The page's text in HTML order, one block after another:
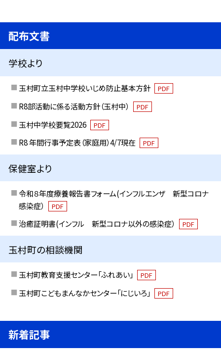
配布文書
学校より
玉村町立玉村中学校いじめ防止基本方針 PDF
R8部活動に係る活動方針（玉村中） PDF
玉村中学校要覧2026 PDF
R8 年間行事予定表（家庭用）4/7現在 PDF
保健室より
令和８年度療養報告書フォーム(インフルエンザ 新型コロナ
感染症）
PDF
治癒証明書(インフル 新型コロナ以外の感染症） PDF
玉村町の相談機関
玉村町教育支援センター「ふれあい」 PDF
玉村町こどもまんなかセンター「にじいろ」 PDF
新着記事